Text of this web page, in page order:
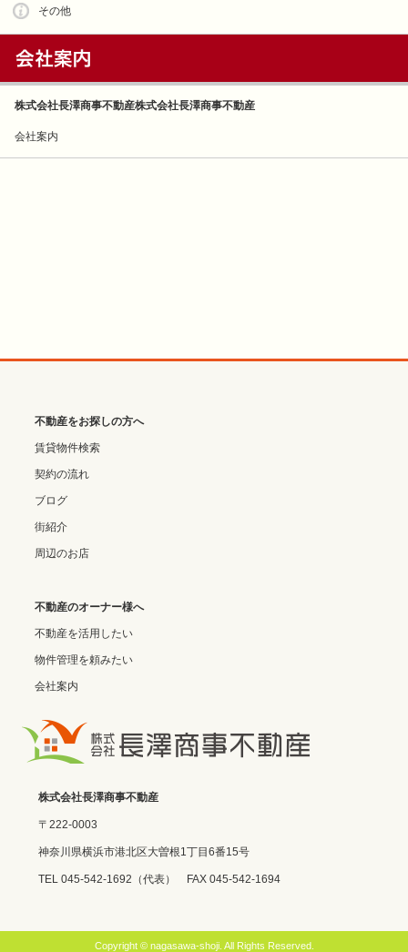
その他
株式会社長澤商事不動産株式会社長澤商事不動産
会社案内
不動産をお探しの方へ
賃貸物件検索
契約の流れ
ブログ
街紹介
周辺のお店
不動産のオーナー様へ
不動産を活用したい
物件管理を頼みたい
会社案内
株式会社長澤商事不動産
〒222-0003
神奈川県横浜市港北区大曽根1丁目6番15号
TEL 045-542-1692 （代表） FAX 045-542-1694
Copyright © nagasawa-shoji. All Rights Reserved.